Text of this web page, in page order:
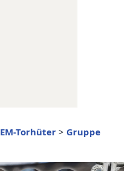
EM-Torhüter > Gruppe